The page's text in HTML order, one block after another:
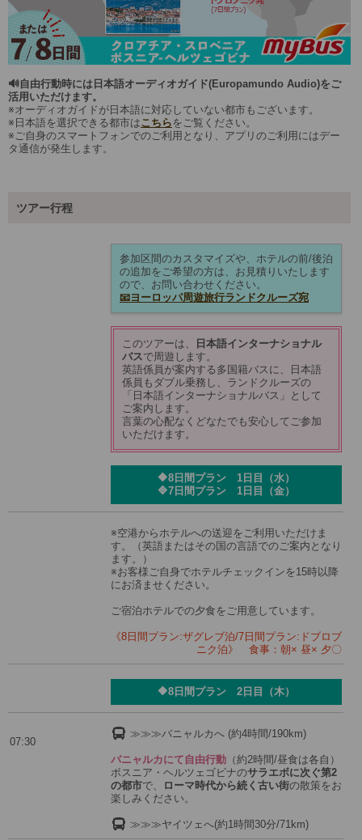
🔊自由行動時には日本語オーディオガイド(Europamundo Audio)をご
活用いただけます。
※オーディオガイドが日本語に対応していない都市もございます。
※日本語を選択できる都市はこちらをご覧ください。
※ご自身のスマートフォンでのご利用となり、アプリのご利用にはデー
タ通信が発生します。
ツアー行程
参加区間のカスタマイズや、ホテルの前/後泊
の追加をご希望の方は、お見積りいたします
ので、お問い合わせください。
📧ヨーロッパ周遊旅行ランドクルーズ宛
このツアーは、
日本語インターナショナル
バスで周遊します。
英語係員が案内する多国籍バスに、日本語
係員もダブル乗務し、ランドクルーズの
「日本語インターナショナルバス」として
ご案内します。
言葉の心配なくどなたでも安心してご参加
いただけます。
🔶8日間プラン 1日目（水）
🔷7日間プラン 1日目（金）
※空港からホテルへの送迎をご利用いただけま
す。（英語またはその国の言語でのご案内となり
ます。）
※お客様ご自身でホテルチェックインを15時以降
にお済ませください。
ご宿泊ホテルでの夕食をご用意しています。
《8日間プラン:ザグレブ泊/7日間プラン:ドブロブ
ニク泊》 食事：朝× 昼× 夕〇
🔶8日間プラン 2日目（木）
07:30
≫≫≫バニャルカへ (約4時間/190km)
バニャルカにて自由行動 （約2時間/昼食は各自）
ボスニア・ヘルツェゴビナのサラエボに次ぐ第2
の都市で、 ローマ時代から続く古い街の散策をお
楽しみください。
≫≫≫ヤイツェへ(約1時間30分/71km)